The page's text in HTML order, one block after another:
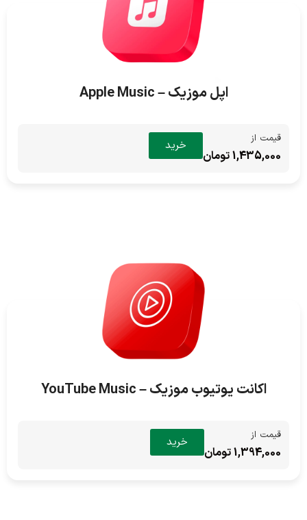
اپل موزیک – Apple Music
قیمت از
1,435,000 تومان
خرید
اکانت یوتیوب موزیک – YouTube Music
قیمت از
1,394,000 تومان
خرید